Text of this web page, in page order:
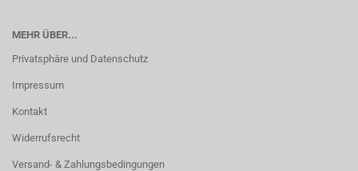
MEHR ÜBER...
Privatsphäre und Datenschutz
Impressum
Kontakt
Widerrufsrecht
Versand- & Zahlungsbedingungen